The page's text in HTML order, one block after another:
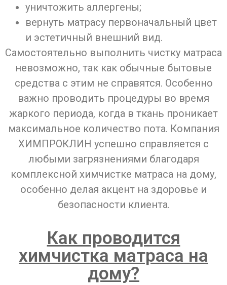
уничтожить аллергены;
вернуть матрасу первоначальный цвет
и эстетичный внешний вид.
Самостоятельно выполнить чистку матраса
невозможно, так как обычные бытовые
средства с этим не справятся. Особенно
важно проводить процедуры во время
жаркого периода, когда в ткань проникает
максимальное количество пота. Компания
ХИМПРОКЛИН успешно справляется с
любыми загрязнениями благодаря
комплексной химчистке матраса на дому,
особенно делая акцент на здоровье и
безопасности клиента.
Как проводится
химчистка матраса на
дому?